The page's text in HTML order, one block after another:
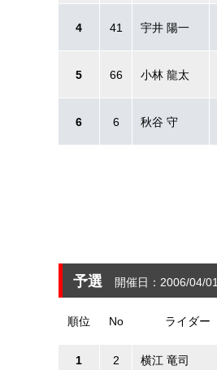
4 41 宇井 陽一
5 66 小林 龍太
6 6 秋谷 守
予選 開催日：2006/04/01
順位 No ライダー
1 2 横江 竜司